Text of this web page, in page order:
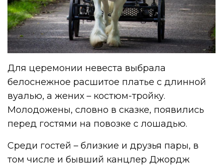
Для церемонии невеста выбрала
белоснежное расшитое платье с длинной
вуалью, а жених – костюм-тройку.
Молодожены, словно в сказке, появились
перед гостями на повозке с лошадью.
Среди гостей – близкие и друзья пары, в
том числе и бывший канцлер Джордж